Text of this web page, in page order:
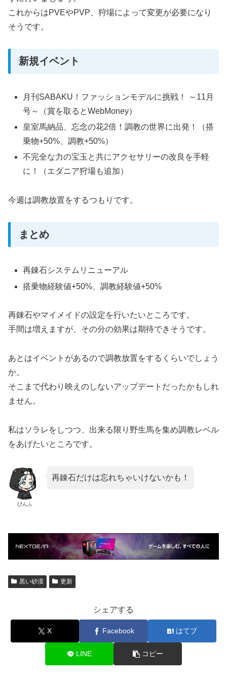
これからはPVEやPVP、狩場によって変更が必要になり
そうです。
新規イベント
月刊SABAKU！ファッションモデルに挑戦！ ～11月
号～（賞を取るとWebMoney）
皇室馬納品、忘念の花2倍！調教の世界に出発！（搭
乗物+50%、調教+50%）
不完全な力の宝玉と共にアクセサリーの改良を手軽
に！（エダニア狩場も追加）
今週は調教放置をするつもりです。
まとめ
再錬石システムリニューアル
搭乗物経験値+50%、調教経験値+50%
再錬石やマイメイドの設定を行いたいところです。
手間は増えますが、その分の効果は期待できそうです。
あとはイベントがあるので調教放置をするくらいでしょう
か。
そこまで代わり映えのしないアップデートだったかもしれ
ません。
私はソラレをしつつ、出来る限り野生馬を集め調教レベル
をあげたいところです。
ぴんふ
再錬石だけは忘れちゃいけないかも！
黒い砂漠 更新
シェアする
X Facebook はてブ
LINE コピー